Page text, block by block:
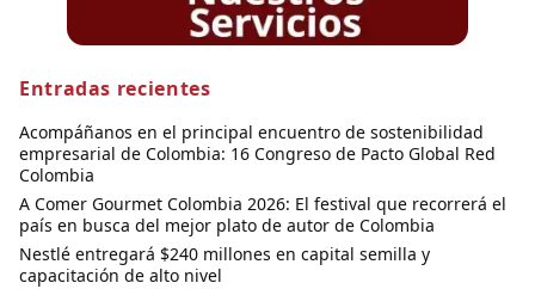
Entradas recientes
Acompáñanos en el principal encuentro de sostenibilidad
empresarial de Colombia: 16 Congreso de Pacto Global Red
Colombia
A Comer Gourmet Colombia 2026: El festival que recorrerá el
país en busca del mejor plato de autor de Colombia
Nestlé entregará $240 millones en capital semilla y
capacitación de alto nivel